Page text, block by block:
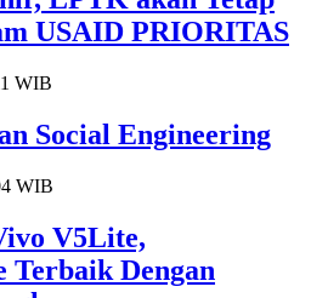
USAID PRIORITAS
WIB
Social Engineering
WIB
V5Lite,
Terbaik Dengan